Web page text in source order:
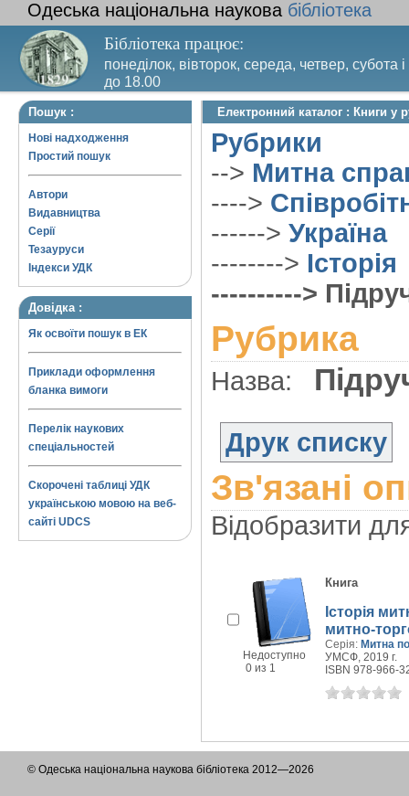
Одеська національна наукова бібліотека
Бібліотека працює:
понеділок, вівторок, середа, четвер, субота
до 18.00
Вихідний день – п’ятниця. Останній четвер
Пошук :
Нові надходження
Простий пошук
Автори
Видавництва
Серії
Тезауруси
Індекси УДК
Довідка :
Як освоїти пошук в ЕК
Приклади оформлення
бланка вимоги
Перелік наукових
спеціальностей
Скорочені таблиці УДК
українською мовою на веб-
сайті UDCS
Електронний каталог : Книги у
Рубрики
--> Митна
---->
------> Україна
--------> Історія
---------->
Рубрика
Назва:
Друк списку
Зв'язані
Відобразити
Недоступно
0 из 1
Книга
Історія
митно-
Серія: Митна
УМСФ, 2019 г.
ISBN 978-966-
© Одеська національна наукова бібліотека 2012—2026